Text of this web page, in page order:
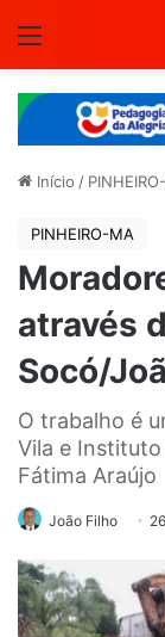
Início /
PINHEIRO-MA
através
Socó/
O trabalho é
Vila e
Fátima Araújo
João Filho